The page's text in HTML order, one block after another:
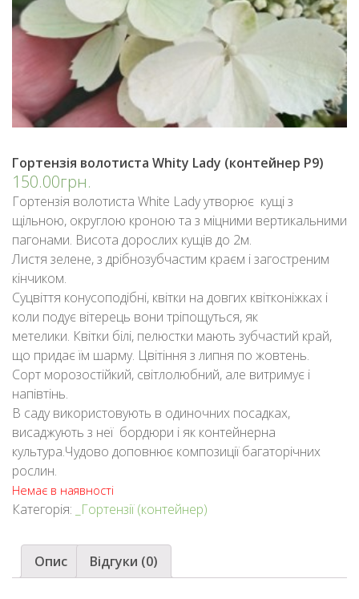
Гopтензія волотиста Whity Lady (контейнер P9)
150.00грн.
Гортензія волотиста White Lady утворює кущі з
щільною, округлою кроною та з міцними вертикальними
пагонами. Висота дорослих кущів до 2м.
Листя зелене, з дрібнозубчастим краєм і загостреним
кінчиком.
Суцвіття конусоподібні, квітки на довгих квітконіжках і
коли подує вітерець вони тріпощуться, як
метелики. Квітки білі, пелюстки мають зубчастий край,
що придає їм шарму. Цвітіння з липня по жовтень.
Сорт морозостійкий, світлолюбний, але витримує і
напівтінь.
В саду використовують в одиночних посадках,
висаджують з неї бордюри і як контейнерна
культура.Чудово доповнює композиції багаторічних
рослин.
Немає в наявності
Категорія: _Гортензії (контейнер)
Опис Відгуки (0)